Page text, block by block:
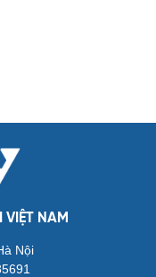
VIỆT NAM
Nội